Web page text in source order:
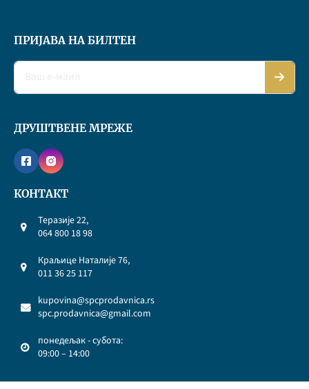
ПРИЈАВА НА БИЛТЕН
ДРУШТВЕНЕ МРЕЖЕ
КОНТАКТ
Теразије 22,
064 800 18 98
Краљице Наталије 76,
011 36 25 117
kupovina@spcprodavnica.rs
spc.prodavnica@gmail.com
понедељак - субота:
09:00 – 14:00